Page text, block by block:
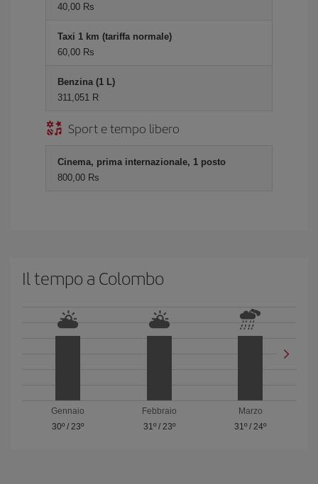
40,00 Rs
Taxi 1 km (tariffa normale)
60,00 Rs
Benzina (1 L)
311,051 R
Sport e tempo libero
Cinema, prima internazionale, 1 posto
800,00 Rs
Il tempo a Colombo
Gennaio
30º/ 23º
Febbraio
31º/ 23º
Marzo
31º / 24º